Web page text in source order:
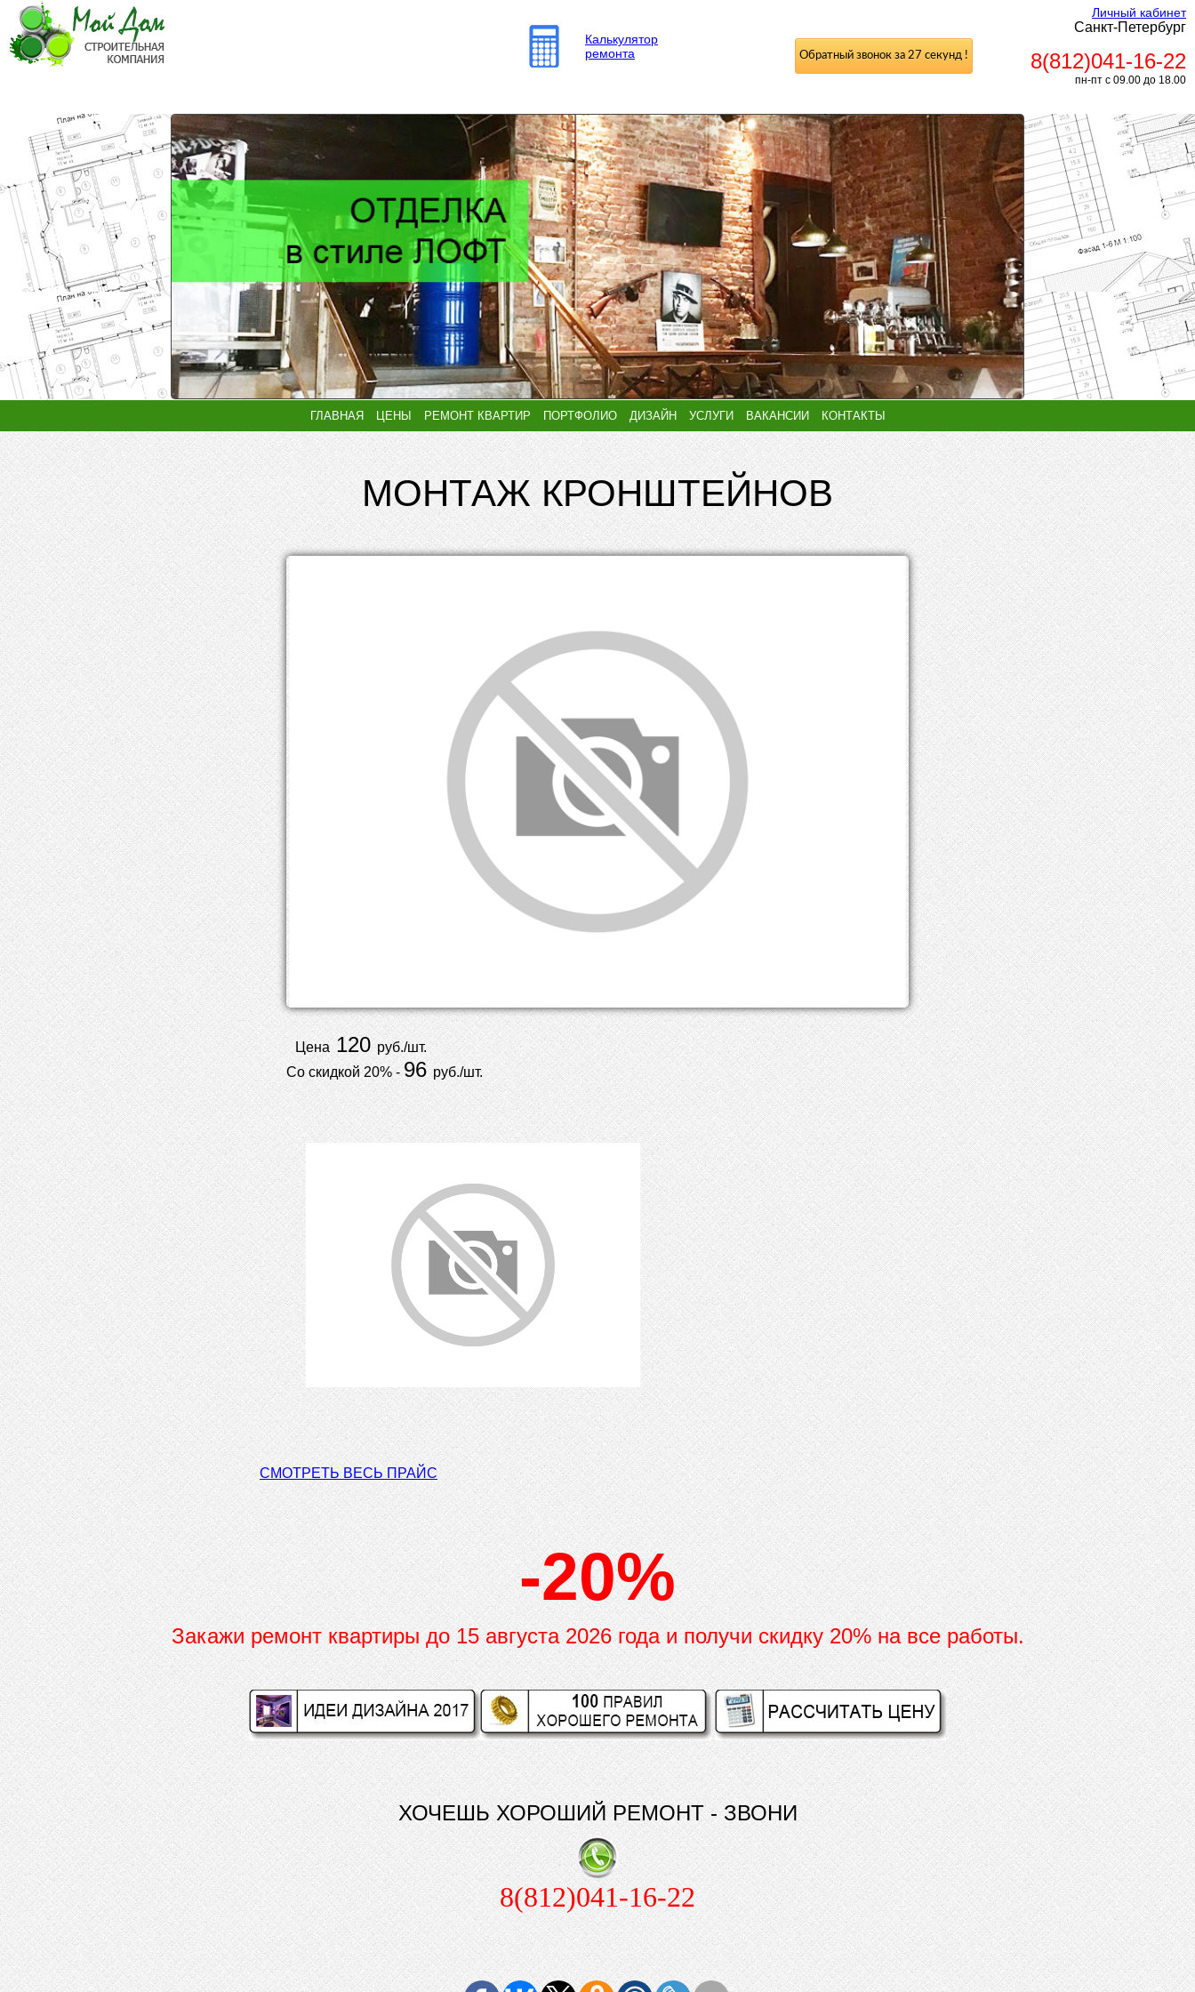
Калькулятор
ремонта
Личный кабинет
Санкт-Петербург
8(812)041-16-22
пн-пт с 09.00 до 18.00
Обратный звонок за 27 секунд !
ГЛАВНАЯ ЦЕНЫ РЕМОНТ КВАРТИР ПОРТФОЛИО ДИЗАЙН УСЛУГИ ВАКАНСИИ КОНТАКТЫ
МОНТАЖ КРОНШТЕЙНОВ
Цена120руб./шт.
Со скидкой 20% -96руб./шт.
СМОТРЕТЬ ВЕСЬ ПРАЙС
-20%
Закажи ремонт квартиры до15 августа 2026 года и получи скидку 20% на все работы.
ХОЧЕШЬ ХОРОШИЙ РЕМОНТ - ЗВОНИ
8(812)041-16-22